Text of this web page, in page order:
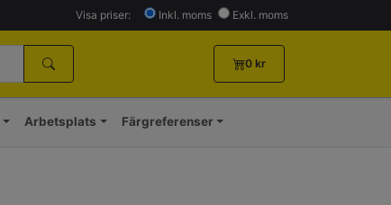
Visa priser: Inkl. moms Exkl. moms
0 kr
Arbetsplats Färgreferenser